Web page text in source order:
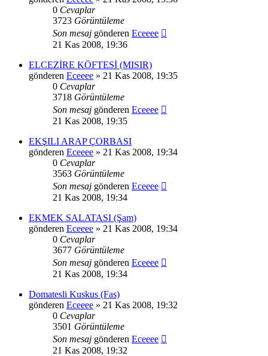
0 Cevaplar
3723 Görüntüleme
Son mesaj gönderen Eceeee
21 Kas 2008, 19:36
ELCEZİRE KÖFTESİ (MISIR)
gönderen Eceeee » 21 Kas 2008, 19:35
0 Cevaplar
3718 Görüntüleme
Son mesaj gönderen Eceeee
21 Kas 2008, 19:35
EKŞILI ARAP ÇORBASI
gönderen Eceeee » 21 Kas 2008, 19:34
0 Cevaplar
3563 Görüntüleme
Son mesaj gönderen Eceeee
21 Kas 2008, 19:34
EKMEK SALATASI (Şam)
gönderen Eceeee » 21 Kas 2008, 19:34
0 Cevaplar
3677 Görüntüleme
Son mesaj gönderen Eceeee
21 Kas 2008, 19:34
Domatesli Kuskus (Fas)
gönderen Eceeee » 21 Kas 2008, 19:32
0 Cevaplar
3501 Görüntüleme
Son mesaj gönderen Eceeee
21 Kas 2008, 19:32